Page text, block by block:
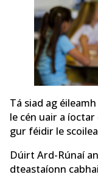
Tá siad ag
le cén uair a
gur féidir le
Dúirt Ard-Rúnaí
dteastaíonn